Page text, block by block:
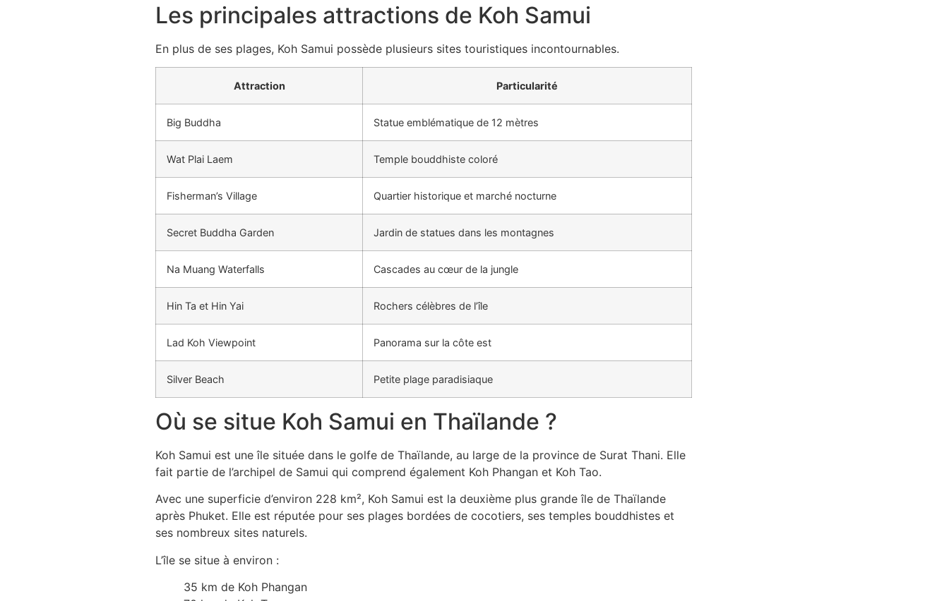
Les principales attractions de Koh Samui
En plus de ses plages, Koh Samui possède plusieurs sites touristiques incontournables.
Attraction Particularité
Big Buddha Statue emblématique de 12 mètres
Wat Plai Laem Temple bouddhiste coloré
Fisherman’s Village Quartier historique et marché nocturne
Secret Buddha Garden Jardin de statues dans les montagnes
Na Muang Waterfalls Cascades au cœur de la jungle
Hin Ta et Hin Yai Rochers célèbres de l’île
Lad Koh Viewpoint Panorama sur la côte est
Silver Beach Petite plage paradisiaque
Où se situe Koh Samui en Thaïlande ?
Koh Samui est une île située dans le golfe de Thaïlande, au large de la province de Surat Thani. Elle
fait partie de l’archipel de Samui qui comprend également Koh Phangan et Koh Tao.
Avec une superficie d’environ 228 km², Koh Samui est la deuxième plus grande île de Thaïlande
après Phuket. Elle est réputée pour ses plages bordées de cocotiers, ses temples bouddhistes et
ses nombreux sites naturels.
L’île se situe à environ :
35 km de Koh Phangan